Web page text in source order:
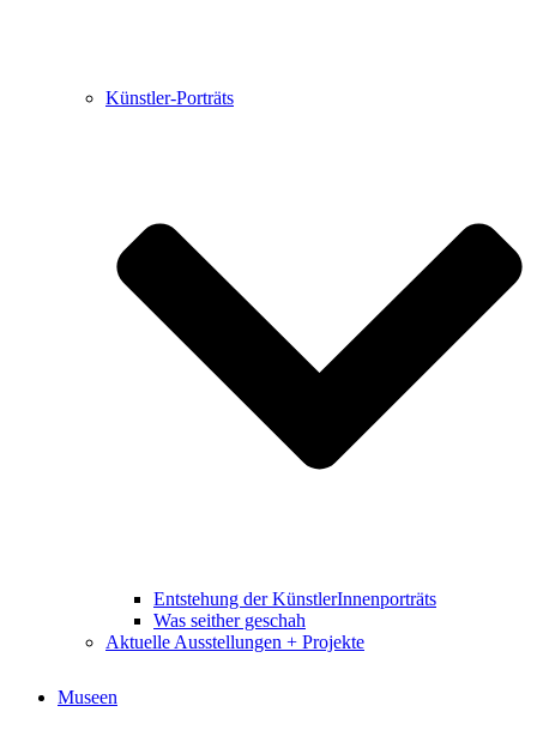
Künstler-Porträts
Entstehung der KünstlerInnenporträts
Was seither geschah
Aktuelle Ausstellungen + Projekte
Museen